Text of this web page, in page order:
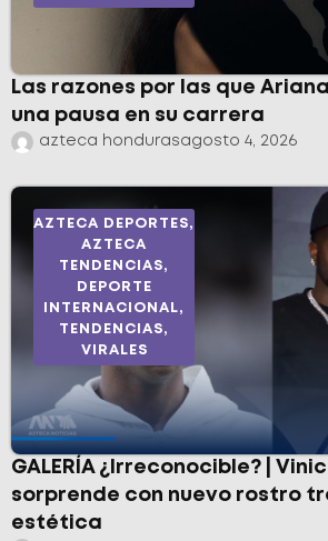
Las razones por las que
una pausa en su carrera
azteca hondurasagosto 4, 2026
AZTECA DEPORTES,
AZTECA
TENDENCIAS,
DEPORTE
INTERNACIONAL,
TENDENCIAS,
VIRALES
GALERÍA ¿Irreconocible? |
sorprende con nuevo rostro
estética